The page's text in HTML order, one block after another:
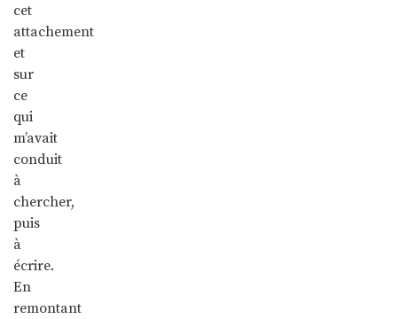
cet
attachement
et
sur
ce
qui
m’avait
conduit
à
chercher,
puis
à
écrire.
En
remontant